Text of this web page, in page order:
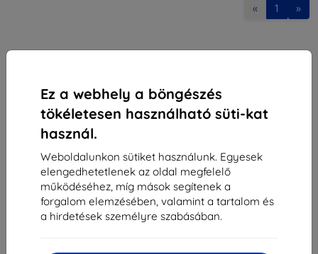
Ez a webhely a böngészés
tökéletesen használható süti-kat
használ.
Weboldalunkon sütiket használunk. Egyesek
elengedhetetlenek az oldal megfelelő
működéséhez, míg mások segítenek a
forgalom elemzésében, valamint a tartalom és
a hirdetések személyre szabásában.
« 1 »
Shield-Sk s.r.o.
Rudolf Mocka utca 3750/2A
841 04 Bratislava
Cégjegyzékszám:46701494
ÁFA-azonosító:SK2023549671